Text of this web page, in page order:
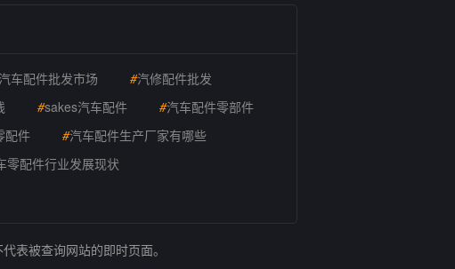
车配件批发市场 #汽修配件批发
#sakes汽车配件 #汽车配件零部件
配件 #汽车配件生产厂家有哪些
零配件行业发展现状
表被查询网站的即时页面。